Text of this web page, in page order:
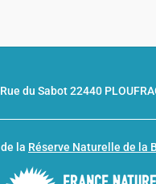
du Sabot 22440
la Réserve Naturelle de la